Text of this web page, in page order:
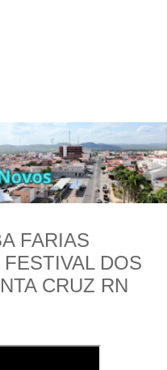
FARIAS
DOS
CRUZ RN